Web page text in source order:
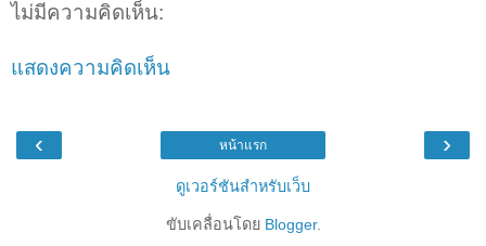
ไม่มีความคิดเห็น:
แสดงความคิดเห็น
‹ ›
หน้าแรก
ดูเวอร์ชันสำหรับเว็บ
ขับเคลื่อนโดย Blogger.